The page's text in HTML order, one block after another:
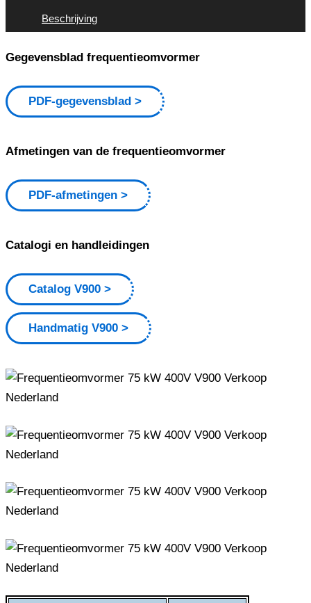
Beschrijving
Gegevensblad frequentieomvormer
PDF-gegevensblad
Afmetingen van de frequentieomvormer
PDF-afmetingen
Catalogi en handleidingen
Catalog V900
Handmatig V900